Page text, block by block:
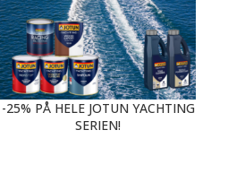
-25% PÅ HELE JOTUN YACHTING
SERIEN!